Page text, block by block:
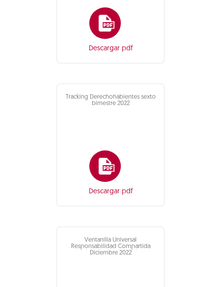
Descargar pdf
Tracking Derechohabientes sexto
bimestre 2022
Descargar pdf
Ventanilla Universal
Responsabilidad Compartida
Diciembre 2022